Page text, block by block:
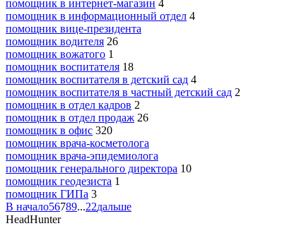
помощник в интернет-магазин 4
помощник в информационный отдел 4
помощник вице-президента
помощник водителя 26
помощник вожатого 1
помощник воспитателя 18
помощник воспитателя в детский сад 4
помощник воспитателя в частный детский сад 2
помощник в отдел кадров 2
помощник в отдел продаж 26
помощник в офис 320
помощник врача-косметолога
помощник врача-эпидемиолога
помощник генерального директора 10
помощник геодезиста 1
помощник ГИПа 3
В начало56789...22дальше
HeadHunter